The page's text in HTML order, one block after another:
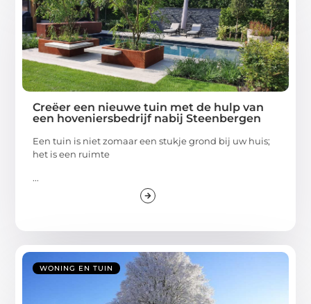
Creëer een nieuwe tuin met de hulp van
een hoveniersbedrijf nabij Steenbergen
Een tuin is niet zomaar een stukje grond bij uw huis;
het is een ruimte
...
WONING EN TUIN